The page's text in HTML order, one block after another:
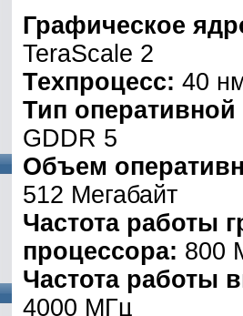
Графическое
TeraScale 2
Техпроцесс: 40
Тип
GDDR 5
Объем
512 Мегабайт
Частота работы
процессора: 800
Частота работы
4000 МГц